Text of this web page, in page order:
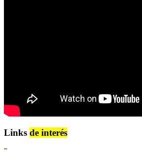
Links de interés